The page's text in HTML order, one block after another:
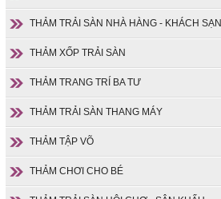
THẢM TRẢI SÀN NHÀ HÀNG - KHÁCH SẠN
THẢM XỐP TRẢI SÀN
THẢM TRANG TRÍ BA TƯ
THẢM TRẢI SÀN THANG MÁY
THẢM TẬP VÕ
THẢM CHƠI CHO BÉ